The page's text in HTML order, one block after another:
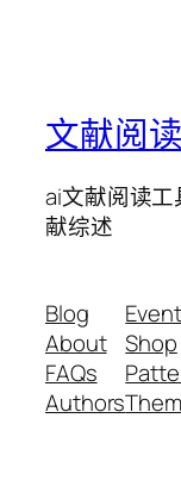
文献阅
ai文献阅读
献综述
Blog
About
FAQs
Authors
Shop